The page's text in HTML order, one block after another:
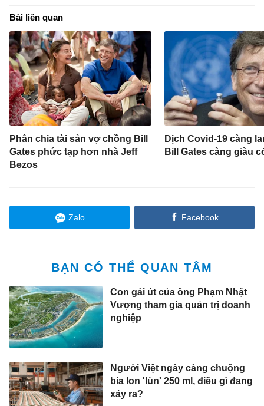
Bài liên quan
Phân chia tài sản vợ chồng Bill
Gates phức tạp hơn nhà Jeff
Bezos
Dịch Covid-19 càng
Bill Gates càng giàu
Zalo Facebook
BẠN CÓ THỂ QUAN TÂM
Con gái út của ông Phạm Nhật
Vượng tham gia quản trị doanh
nghiệp
Người Việt ngày càng chuộng
bia lon 'lùn' 250 ml, điều gì đang
xảy ra?